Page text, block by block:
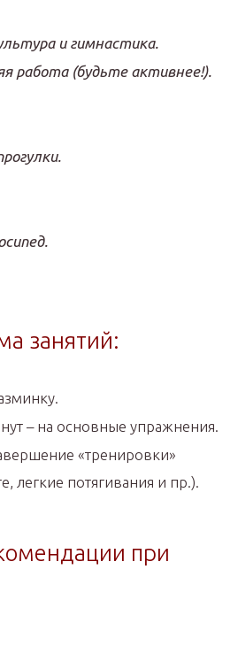
и гимнастика.
работа (будьте активнее!).
занятий:
– на основные упражнения.
«тренировки»
легкие потягивания и пр.).
при